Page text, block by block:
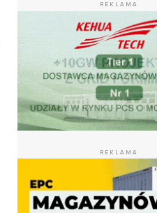
REKLAMA
REKLAMA